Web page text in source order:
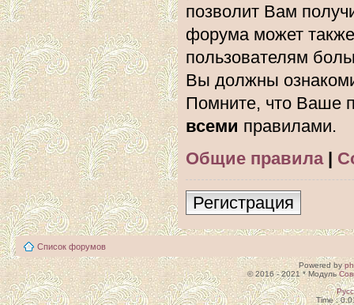
позволит Вам
форума может
пользователям
Вы должны
Помните, что Ваше
всеми правилами.
Общие правила|
Регистрация
Список форумов
Powered by
© 2016 - 2021 * Модуль
Time :